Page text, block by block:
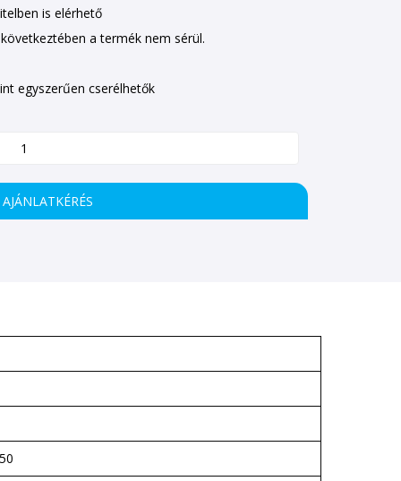
is elérhető
a termék nem sérül.
egyszerűen cserélhetők
AJÁNLATKÉRÉS